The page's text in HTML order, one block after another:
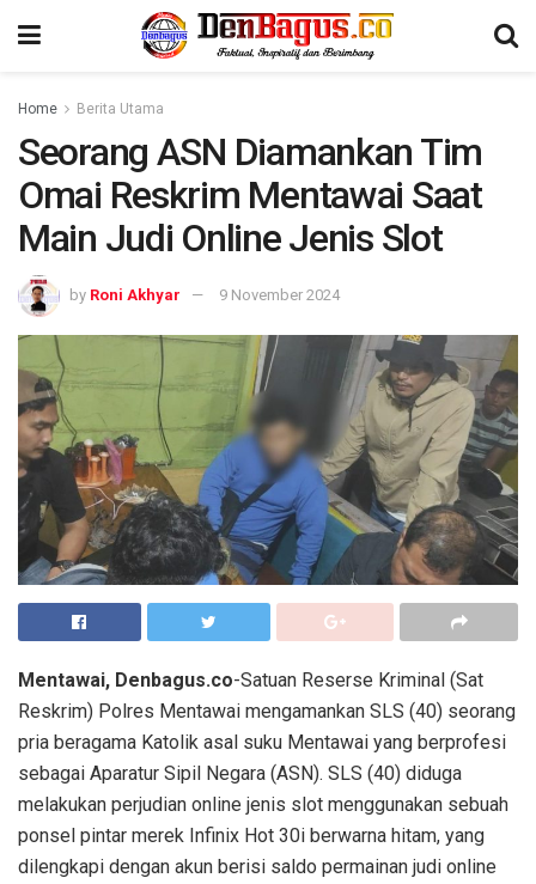
Home Berita Utama
Seorang ASN Diamankan Tim
Omai Reskrim Mentawai Saat
Main Judi Online Jenis Slot
by Roni Akhyar 9 November 2024
Mentawai, Denbagus.co-Satuan Reserse Kriminal (Sat
Reskrim) Polres Mentawai mengamankan SLS (40) seorang
pria beragama Katolik asal suku Mentawai yang berprofesi
sebagai Aparatur Sipil Negara (ASN). SLS (40) diduga
melakukan perjudian online jenis slot menggunakan sebuah
ponsel pintar merek Infinix Hot 30i berwarna hitam, yang
dilengkapi dengan akun berisi saldo permainan judi online